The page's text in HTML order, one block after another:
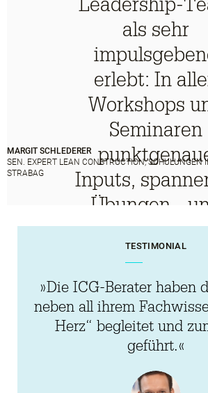
als sehr
erlebt: In
Workshops
Seminaren
Inputs,
Übungen -
gleichzeitig
ausreichend
und
eine
Reflexion
eigenen
MARGIT SCHLEDERER
SEN. EXPERT LEAN CONSTRUCTION, SCHULUNGEN
STRABAG
TESTIMONIAL
»Die ICG-Berater haben
neben all ihrem
Herz“ begleitet und
geführt.«